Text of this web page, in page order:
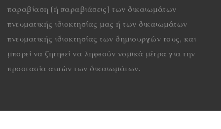
παραβίαση (ή παραβιάσεις) των δικαιωμάτων
πνευματικής ιδιοκτησίας μας ή των δικαιωμάτων
πνευματικής ιδιοκτησίας των δημιουργών τους, και
μπορεί να ζητηθεί να ληφθούν νομικά μέτρα για την
προστασία αυτών των δικαιωμάτων.